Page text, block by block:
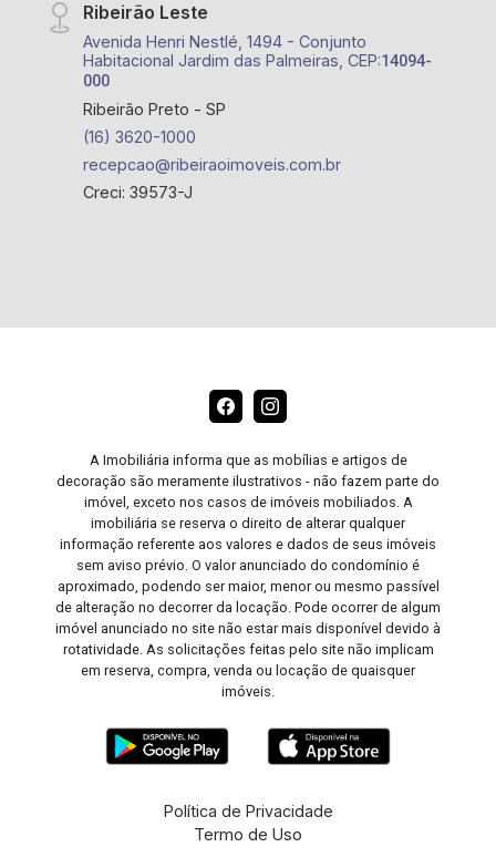
Ribeirão Leste
Avenida Henri Nestlé, 1494 - Conjunto
Habitacional Jardim das Palmeiras, CEP:14094-
000
Ribeirão Preto - SP
(16) 3620-1000
recepcao@ribeiraoimoveis.com.br
Creci: 39573-J
A Imobiliária informa que as mobílias e artigos de
decoração são meramente ilustrativos - não fazem parte do
imóvel, exceto nos casos de imóveis mobiliados. A
imobiliária se reserva o direito de alterar qualquer
informação referente aos valores e dados de seus imóveis
sem aviso prévio. O valor anunciado do condomínio é
aproximado, podendo ser maior, menor ou mesmo passível
de alteração no decorrer da locação. Pode ocorrer de algum
imóvel anunciado no site não estar mais disponível devido à
rotatividade. As solicitações feitas pelo site não implicam
em reserva, compra, venda ou locação de quaisquer
imóveis.
Política de Privacidade
Termo de Uso